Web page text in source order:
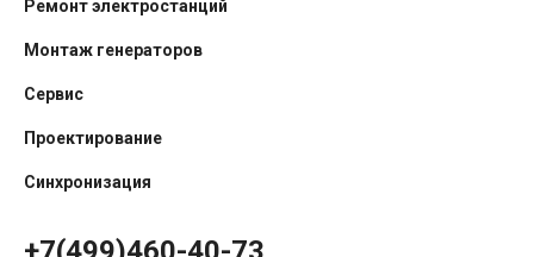
Ремонт электростанций
Монтаж генераторов
Сервис
Проектирование
Синхронизация